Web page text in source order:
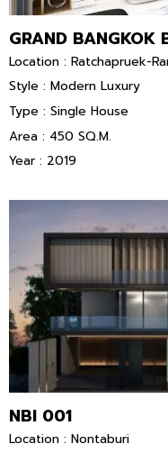
GRAND BANGKOK
Location : Ratchapruek-
Style : Modern Luxury
Type : Single House
Area : 450 SQ.M.
Year : 2019
NBI 001
Location : Nontaburi